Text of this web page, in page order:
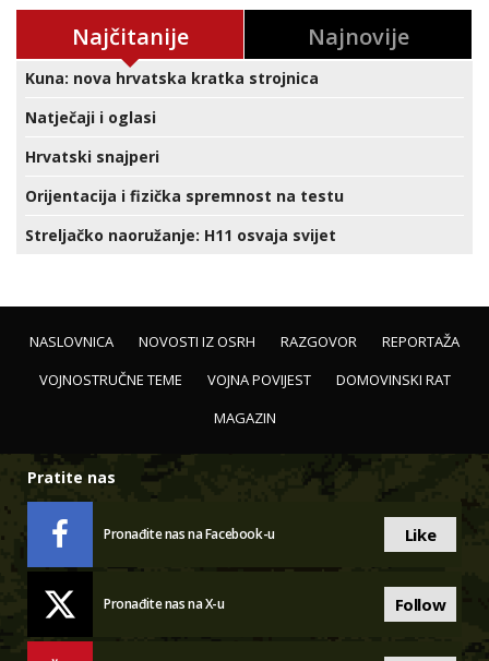
Najčitanije Najnovije
Kuna: nova hrvatska kratka strojnica
Natječaji i oglasi
Hrvatski snajperi
Orijentacija i fizička spremnost na testu
Streljačko naoružanje: H11 osvaja svijet
NASLOVNICA NOVOSTI IZ OSRH RAZGOVOR
REPORTAŽA
VOJNOSTRUČNE TEME
VOJNA POVIJEST
DOMOVINSKI RAT
MAGAZIN
Pratite nas
Pronađite nas na Facebook-u Like
Pronađite nas na X-u Follow